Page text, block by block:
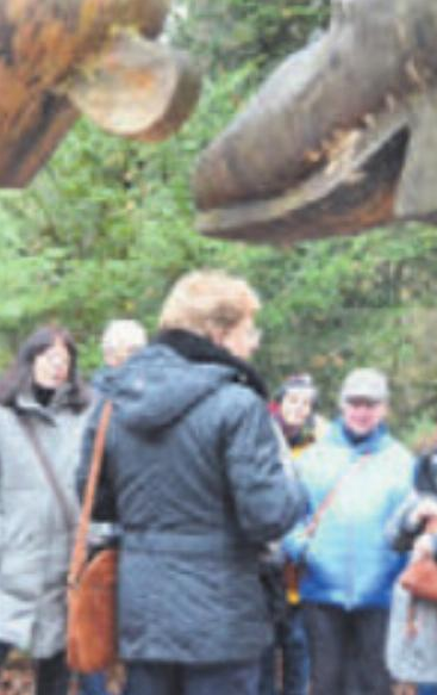
Unter dem Stiefeliryter. Bild:
als Sagen
am Sagenweg Waltenschwil
Glaubens wegen zu den Waffen.
der blutigsten Auseinandersetzung
«Das sind ...
Sie
bin
Ja.